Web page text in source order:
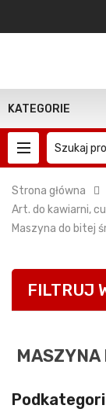
KATEGORIE
Strona główna
Art. do kawiarni,
Maszyna do bitej
FILTRUJ
MASZYNA